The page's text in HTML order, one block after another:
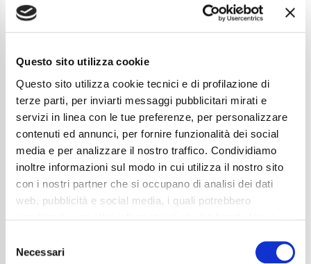
Questo sito utilizza cookie
Questo sito utilizza cookie tecnici e di profilazione di
terze parti, per inviarti messaggi pubblicitari mirati e
servizi in linea con le tue preferenze, per personalizzare
contenuti ed annunci, per fornire funzionalità dei social
media e per analizzare il nostro traffico. Condividiamo
inoltre informazioni sul modo in cui utilizza il nostro sito
con i nostri partner che si occupano di analisi dei dati
web, pubblicità e social media, i quali potrebbero
mera chiusura del banner non comporta l’accettazione
Selection
Necessari
24.850
Anni
02/2024
Tipo Di Carburante
Normativa Euro
Euro6d-ISC-FCM
Dettaglio